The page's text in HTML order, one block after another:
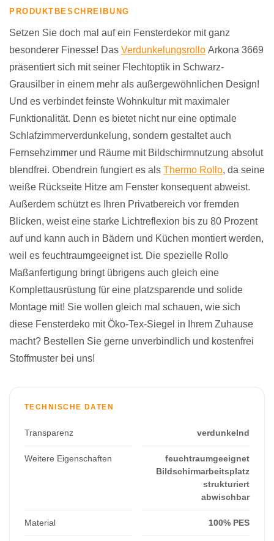
PRODUKTBESCHREIBUNG
Setzen Sie doch mal auf ein Fensterdekor mit ganz
besonderer Finesse! Das Verdunkelungsrollo Arkona 3669
präsentiert sich mit seiner Flechtoptik in Schwarz-
Grausilber in einem mehr als außergewöhnlichen Design!
Und es verbindet feinste Wohnkultur mit maximaler
Funktionalität. Denn es bietet nicht nur eine optimale
Schlafzimmerverdunkelung, sondern gestaltet auch
Fernsehzimmer und Räume mit Bildschirmnutzung absolut
blendfrei. Obendrein fungiert es als Thermo Rollo, da seine
weiße Rückseite Hitze am Fenster konsequent abweist.
Außerdem schützt es Ihren Privatbereich vor fremden
Blicken, weist eine starke Lichtreflexion bis zu 80 Prozent
auf und kann auch in Bädern und Küchen montiert werden,
weil es feuchtraumgeeignet ist. Die spezielle Rollo
Maßanfertigung bringt übrigens auch gleich eine
Komplettausrüstung für eine platzsparende und solide
Montage mit! Sie wollen gleich mal schauen, wie sich
diese Fensterdeko mit Öko-Tex-Siegel in Ihrem Zuhause
macht? Bestellen Sie gerne unverbindlich und kostenfrei
Stoffmuster bei uns!
TECHNISCHE DATEN
Transparenz verdunkelnd
Weitere Eigenschaften
feuchtraumgeeignet
Bildschirmarbeitsplatz
strukturiert
abwischbar
Material 100% PES